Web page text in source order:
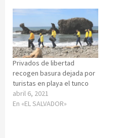
Privados de libertad
recogen basura dejada por
turistas en playa el tunco
abril 6, 2021
En «EL SALVADOR»